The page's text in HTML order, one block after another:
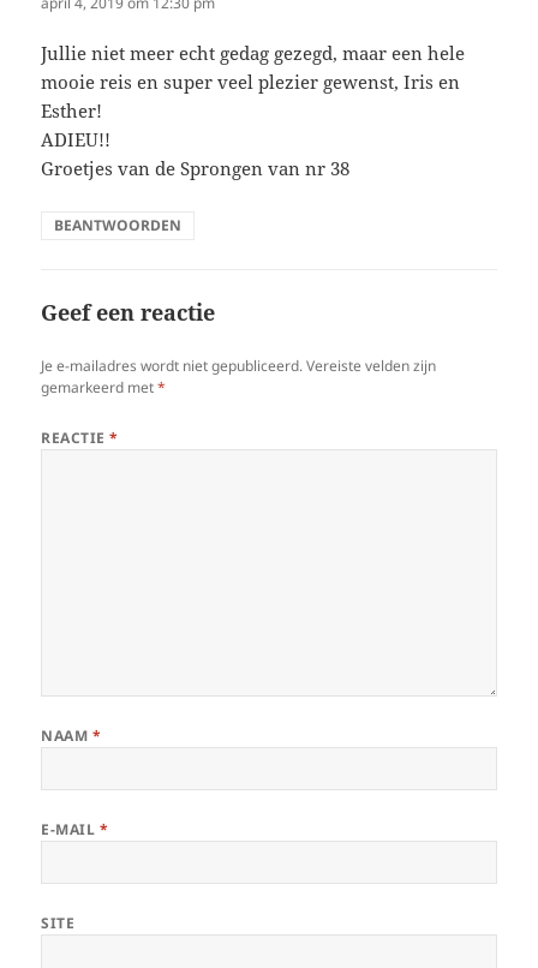
Jullie niet meer echt gedag gezegd, maar een hele
mooie reis en super veel plezier gewenst, Iris en
Esther!
ADIEU!!
Groetjes van de Sprongen van nr 38
BEANTWOORDEN
Geef een reactie
Je e-mailadres wordt niet gepubliceerd. Vereiste velden zijn
gemarkeerd met*
REACTIE*
NAAM *
E-MAIL *
SITE